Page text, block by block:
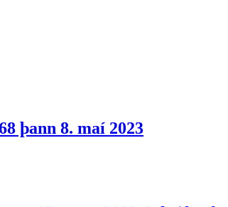
þann 8. maí 2023